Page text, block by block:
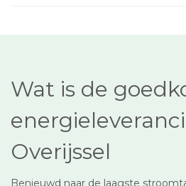
Wat is de
Overijssel
Benieuwd naar de laagste